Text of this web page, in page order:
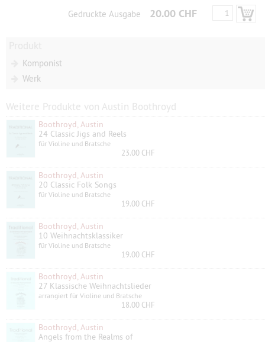
Gedruckte Ausgabe 20.00 CHF
Komponist
Werk
Weitere Produkte von Austin Boothroyd
Boothroyd, Austin
24 Classic Jigs and Reels
für Violine und Bratsche
23.00 CHF
Boothroyd, Austin
20 Classic Folk Songs
für Violine und Bratsche
19.00 CHF
Boothroyd, Austin
10 Weihnachtsklassiker
für Violine und Bratsche
19.00 CHF
Boothroyd, Austin
27 Klassische Weihnachtslieder
arrangiert für Violine und Bratsche
18.00 CHF
Boothroyd, Austin
Angels from the Realms of